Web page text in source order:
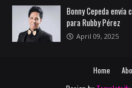
Bonny Cepeda
para Rubby Pérez
April 09, 2025
Home